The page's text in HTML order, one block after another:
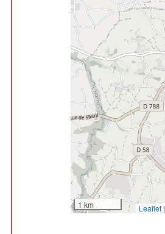
1 km Leaflet |